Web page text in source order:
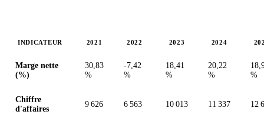
INDICATEUR 2021 2022 2023 2024
Marge nette
(%)
30,83
%
-7,42
%
18,41
%
20,22
%
%
Chiffre
d'affaires
9 626 6 563 10 013 11 337 12